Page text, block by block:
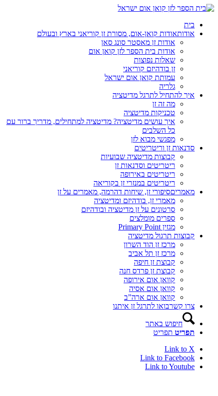
בית
אודותאודות קואן-אום, מסורת זן קוריאני בארץ ובעולם
אודות זן מאסטר סונג סאן
אודות בית הספר לזן קואן אום
שאלות נפוצות
זן בודהיזם קוריאני
עמותת קואן אום ישראל
גלריה
איך להתחיל לתרגל מדיטציה
מה זה זן
טכניקות מדיטציה
איך עושים מדיטציה? מדיטציה למתחילים, מדריך ברור עם
כל השלבים
מפגשי מבוא לזן
סדנאות זן וריטריטים
קבוצות מדיטציה שבועיות
ריטריטים וסדנאות זן
ריטריטים באירופה
ריטריטים במנזרי זן בקוריאה
מאמריםסיפורי זן, שיחות דהרמה, מאמרים על זן
מאמרי זן, בודהיזם ומדיטציה
סרטונים על זן מדיטציה ובודהיזם
ספרים מומלצים
מגזין Primary Point
קבוצות תרגול מדיטציה
מרכז זן הוד השרון
מרכז זן תל אביב
קבוצת זן חיפה
קבוצת זן פרדס חנה
קוואן אום אירופה
קוואן אום אסיה
קוואן אום ארה”ב
צרו קשרבואו לתרגל זן איתנו
חיפוש באתר
תפריט תפריט
Link to X
Link to Facebook
Link to Youtube